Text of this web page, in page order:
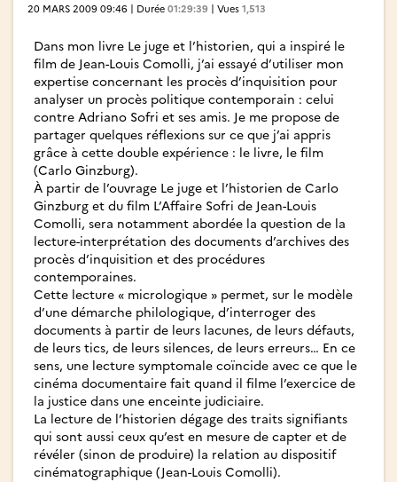
20 MARS 2009 09:46 | Durée 01:29:39 | Vues 1,513
Dans mon livre Le juge et l’historien, qui a inspiré le
film de Jean-Louis Comolli, j’ai essayé d’utiliser mon
expertise concernant les procès d’inquisition pour
analyser un procès politique contemporain : celui
contre Adriano Sofri et ses amis. Je me propose de
partager quelques réflexions sur ce que j’ai appris
grâce à cette double expérience : le livre, le film
(Carlo Ginzburg).
À partir de l’ouvrage Le juge et l’historien de Carlo
Ginzburg et du film L’Affaire Sofri de Jean-Louis
Comolli, sera notamment abordée la question de la
lecture-interprétation des documents d’archives des
procès d’inquisition et des procédures
contemporaines.
Cette lecture « micrologique » permet, sur le modèle
d’une démarche philologique, d’interroger des
documents à partir de leurs lacunes, de leurs défauts,
de leurs tics, de leurs silences, de leurs erreurs… En ce
sens, une lecture symptomale coïncide avec ce que le
cinéma documentaire fait quand il filme l’exercice de
la justice dans une enceinte judiciaire.
La lecture de l’historien dégage des traits signifiants
qui sont aussi ceux qu’est en mesure de capter et de
révéler (sinon de produire) la relation au dispositif
cinématographique (Jean-Louis Comolli).